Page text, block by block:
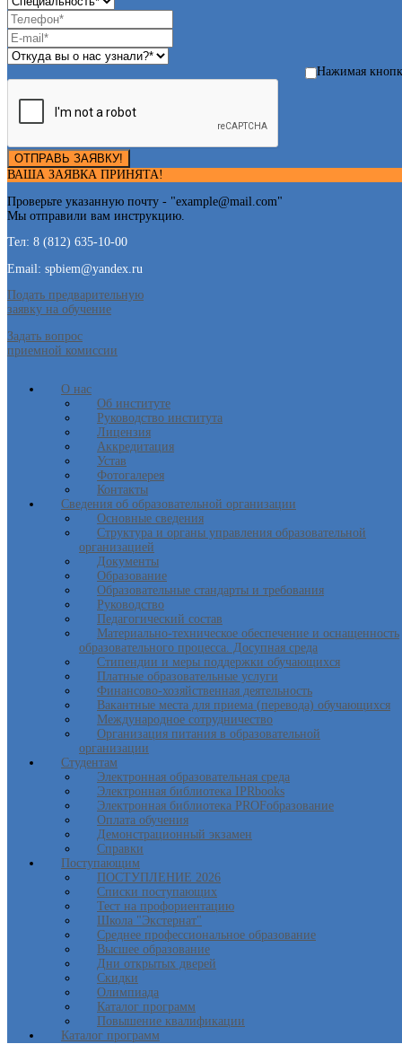
Нажимая
ОТПРАВЬ ЗАЯВКУ!
ВАША ЗАЯВКА ПРИНЯТА!
Проверьте указанную почту - "example@mail.com"
Мы отправили вам инструкцию.
Тел: 8 (812) 635-10-00
Email: spbiem@yandex.ru
Подать предварительную
заявку на обучение
Задать вопрос
приемной комиссии
О нас
Об институте
Руководство института
Лицензия
Аккредитация
Устав
Фотогалерея
Контакты
Сведения об образовательной организации
Основные сведения
Структура и органы управления образовательной
организацией
Документы
Образование
Образовательные стандарты и требования
Руководство
Педагогический состав
Материально-техническое обеспечение и оснащенность
образовательного процесса. Досупная среда
Стипендии и меры поддержки обучающихся
Платные образовательные услуги
Финансово-хозяйственная деятельность
Вакантные места для приема (перевода) обучающихся
Международное сотрудничество
Организация питания в образовательной
организации
Студентам
Электронная образовательная среда
Электронная библиотека IPRbooks
Электронная библиотека PROFобразование
Оплата обучения
Демонстрационный экзамен
Справки
Поступающим
ПОСТУПЛЕНИЕ 2026
Списки поступающих
Тест на профориентацию
Школа "Экстернат"
Среднее профессиональное образование
Высшее образование
Дни открытых дверей
Скидки
Олимпиада
Каталог программ
Повышение квалификации
Каталог программ